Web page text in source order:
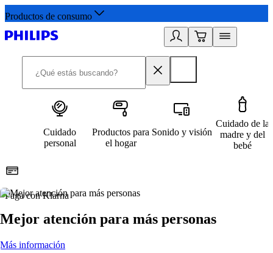
Productos de consumo
Cuidado
personal
Productos para
el hogar
Sonido y visión
Cuidado de la
madre y del
bebé
Paga con Klarna
Mejor atención para más personas
Más información